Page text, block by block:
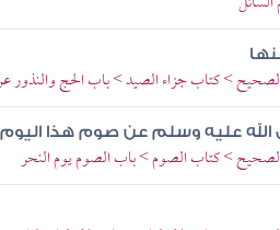
> كتاب جزاء الصيد > باب الحج والنذور
الله عليه وسلم عن صوم هذا اليوم
> كتاب الصوم > باب الصوم يوم النحر